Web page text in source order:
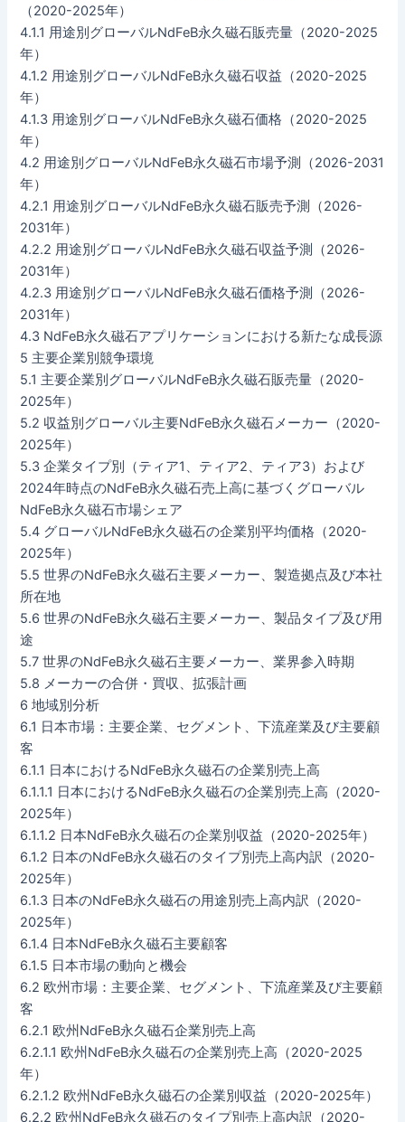
（2020-2025年）
4.1.1 用途別グローバルNdFeB永久磁石販売量（2020-2025
年）
4.1.2 用途別グローバルNdFeB永久磁石収益（2020-2025
年）
4.1.3 用途別グローバルNdFeB永久磁石価格（2020-2025
年）
4.2 用途別グローバルNdFeB永久磁石市場予測（2026-2031
年）
4.2.1 用途別グローバルNdFeB永久磁石販売予測（2026-
2031年）
4.2.2 用途別グローバルNdFeB永久磁石収益予測（2026-
2031年）
4.2.3 用途別グローバルNdFeB永久磁石価格予測（2026-
2031年）
4.3 NdFeB永久磁石アプリケーションにおける新たな成長源
5 主要企業別競争環境
5.1 主要企業別グローバルNdFeB永久磁石販売量（2020-
2025年）
5.2 収益別グローバル主要NdFeB永久磁石メーカー（2020-
2025年）
5.3 企業タイプ別（ティア1、ティア2、ティア3）および
2024年時点のNdFeB永久磁石売上高に基づくグローバル
NdFeB永久磁石市場シェア
5.4 グローバルNdFeB永久磁石の企業別平均価格（2020-
2025年）
5.5 世界のNdFeB永久磁石主要メーカー、製造拠点及び本社
所在地
5.6 世界のNdFeB永久磁石主要メーカー、製品タイプ及び用
途
5.7 世界のNdFeB永久磁石主要メーカー、業界参入時期
5.8 メーカーの合併・買収、拡張計画
6 地域別分析
6.1 日本市場：主要企業、セグメント、下流産業及び主要顧
客
6.1.1 日本におけるNdFeB永久磁石の企業別売上高
6.1.1.1 日本におけるNdFeB永久磁石の企業別売上高（2020-
2025年）
6.1.1.2 日本NdFeB永久磁石の企業別収益（2020-2025年）
6.1.2 日本のNdFeB永久磁石のタイプ別売上高内訳（2020-
2025年）
6.1.3 日本のNdFeB永久磁石の用途別売上高内訳（2020-
2025年）
6.1.4 日本NdFeB永久磁石主要顧客
6.1.5 日本市場の動向と機会
6.2 欧州市場：主要企業、セグメント、下流産業及び主要顧
客
6.2.1 欧州NdFeB永久磁石企業別売上高
6.2.1.1 欧州NdFeB永久磁石の企業別売上高（2020-2025
年）
6.2.1.2 欧州NdFeB永久磁石の企業別収益（2020-2025年）
6.2.2 欧州NdFeB永久磁石のタイプ別売上高内訳（2020-